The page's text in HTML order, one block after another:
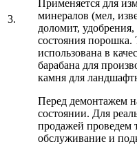
3.
Применяется для
минералов (мел,
доломит,
состояния
использована в
барабана для
камня для
Перед демонтажем
состоянии. Для
продажей проведем
обслуживание и